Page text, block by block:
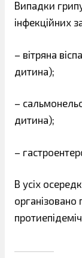
Випадки
інфекційних
– вітряна
дитина);
–
дитина);
–
В усіх